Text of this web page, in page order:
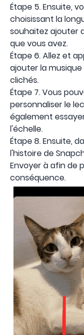
Étape 5. Ensuite,
choisissant la
souhaitez ajouter
que vous avez.
Étape 6. Allez et
ajouter la
clichés.
Étape 7. Vous
personnaliser le
également
l'échelle.
Étape 8. Ensuite,
l'histoire de
Envoyer à afin de
conséquence.